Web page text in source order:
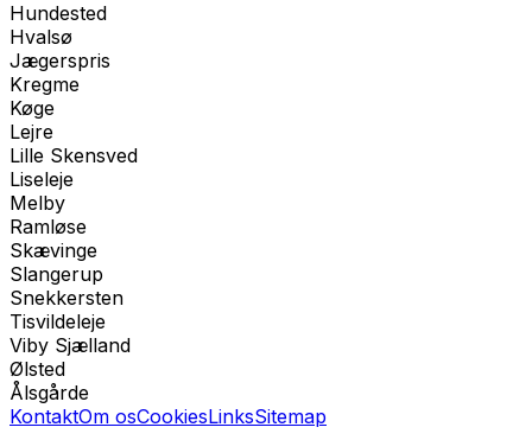
Hundested
Hvalsø
Jægerspris
Kregme
Køge
Lejre
Lille Skensved
Liseleje
Melby
Ramløse
Skævinge
Slangerup
Snekkersten
Tisvildeleje
Viby Sjælland
Ølsted
Ålsgårde
KontaktOm osCookiesLinksSitemap